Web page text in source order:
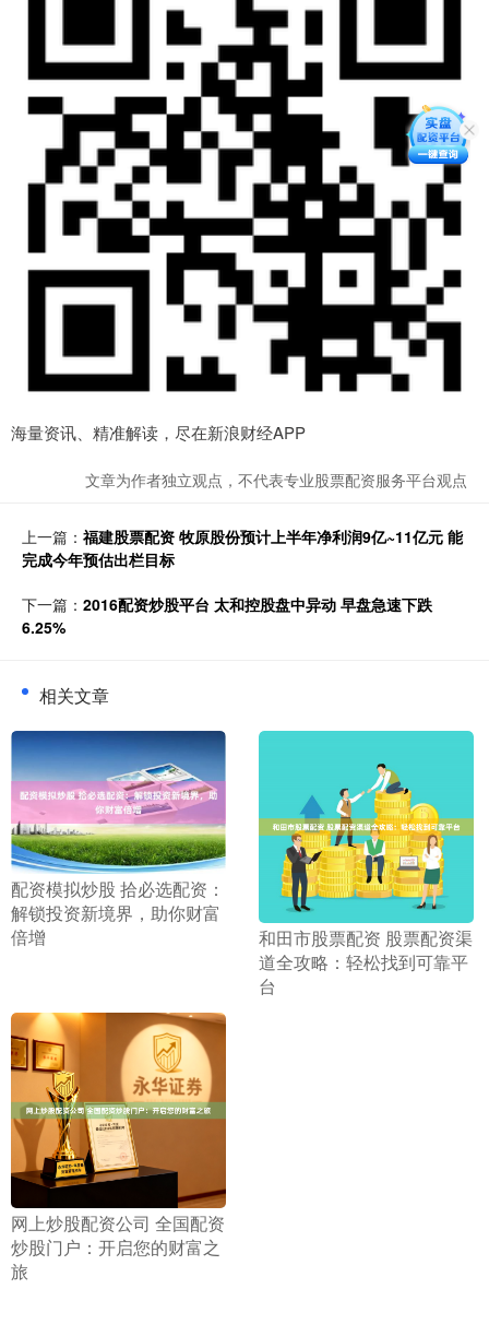
海量资讯、精准解读，尽在新浪财经APP
文章为作者独立观点，不代表专业股票配资服务平台观点
上一篇： 福建股票配资 牧原股份预计上半年净利润9亿~11亿元 能
完成今年预估出栏目标
下一篇： 2016配资炒股平台 太和控股盘中异动 早盘急速下跌
6.25%
相关文章
​配资模拟炒股 拾必选配资：
解锁投资新境界，助你财富
倍增
​和田市股票配资 股票配资渠
道全攻略：轻松找到可靠平
台
​网上炒股配资公司 全国配资
炒股门户：开启您的财富之
旅